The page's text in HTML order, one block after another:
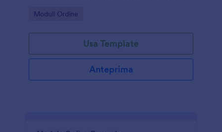
ordinato.
Go to Category:
Moduli Ordine
Usa Template
Anteprima